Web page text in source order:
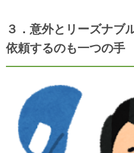
３．意外とリーズナブ
依頼するのも一つの手